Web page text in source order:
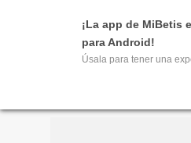
¡La app de MiBetis
para Android!
Úsala para tener una